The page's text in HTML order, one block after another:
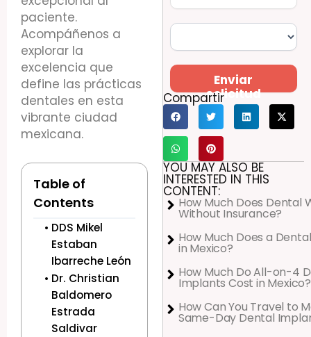
paciente.
Acompáñenos a
explorar la
excelencia que
define las prácticas
dentales en esta
vibrante ciudad
mexicana.
Table of
Contents
DDS Mikel
Estaban
Ibarreche León
Dr. Christian
Baldomero
Estrada
Saldivar
Enviar
solicitud
Compartir
YOU MAY ALSO BE
INTERESTED IN THIS
CONTENT:
How Much Does Dental
Without Insurance?
How Much Does a
in Mexico?
How Much Do All-on-4
Implants Cost in Mexico?
How Can You Travel to
Same-Day Dental